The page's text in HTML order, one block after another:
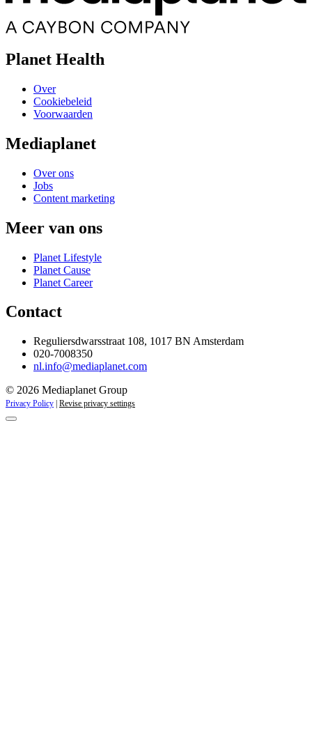
Planet Health
Over
Cookiebeleid
Voorwaarden
Mediaplanet
Over ons
Jobs
Content marketing
Meer van ons
Planet Lifestyle
Planet Cause
Planet Career
Contact
Reguliersdwarsstraat 108, 1017 BN Amsterdam
020-7008350
nl.info@mediaplanet.com
© 2026 Mediaplanet Group
Privacy Policy Revise privacy settings